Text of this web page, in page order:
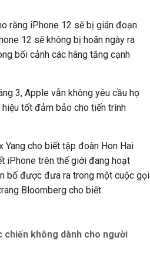
rằng iPhone 12 sẽ bị gián đoạn.
12 sẽ không bị hoãn ngày ra
bối cảnh các hãng tăng cạnh
3, Apple vẫn không yêu cầu họ
tốt đảm bảo cho tiến trình
Yang cho biết tập đoàn Hon Hai
iPhone trên thế giới đang hoạt
bố được đưa ra trong một cuộc gọi
Bloomberg cho biết.
không dành cho người